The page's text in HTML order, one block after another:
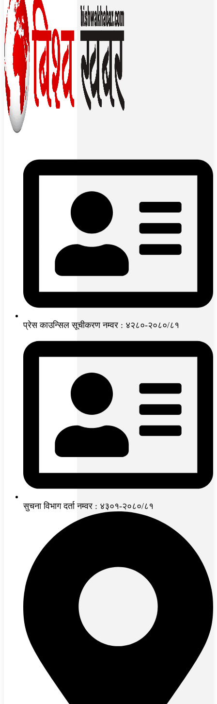
प्रेस काउन्सिल सूचीकरण नम्वर : ४२८०-२०८०/८१
सुचना विभाग दर्ता नम्वर : ४३०१-२०८०/८१